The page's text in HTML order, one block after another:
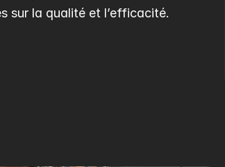
sur la qualité et l’efficacité.